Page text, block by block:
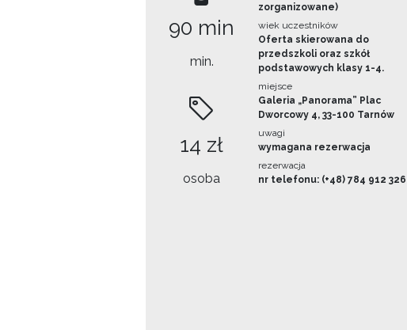
90 min
min.
14 zł
osoba
zorganizowane)
wiek uczestników
Oferta skierowana do
przedszkoli oraz szkół
podstawowych klasy 1-4.
miejsce
Galeria „Panorama” Plac
Dworcowy 4, 33-100 Tarnów
uwagi
wymagana rezerwacja
rezerwacja
nr telefonu: (+48) 784 912 326